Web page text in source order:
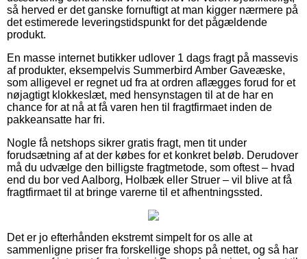
så herved er det ganske fornuftigt at man kigger nærmere på
det estimerede leveringstidspunkt for det pågældende
produkt.
En masse internet butikker udlover 1 dags fragt på massevis
af produkter, eksempelvis Summerbird Amber Gaveæske,
som alligevel er regnet ud fra at ordren aflægges forud for et
nøjagtigt klokkeslæt, med hensynstagen til at de har en
chance for at nå at få varen hen til fragtfirmaet inden de
pakkeansatte har fri.
Nogle få netshops sikrer gratis fragt, men tit under
forudsætning af at der købes for et konkret beløb. Derudover
må du udvælge den billigste fragtmetode, som oftest – hvad
end du bor ved Aalborg, Holbæk eller Struer – vil blive at få
fragtfirmaet til at bringe varerne til et afhentningssted.
Det er jo efterhånden ekstremt simpelt for os alle at
sammenligne priser fra forskellige shops på nettet, og så har